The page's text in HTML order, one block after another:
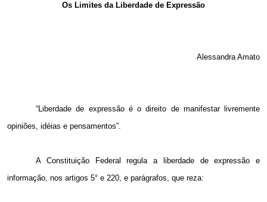
Os Limites da Liberdade de Expressão
Alessandra Amato
“Liberdade de expressão é o direito de manifestar livremente
opiniões, idéias e pensamentos”.
A Constituição Federal regula a liberdade de expressão e
informação, nos artigos 5° e 220, e parágrafos, que reza: